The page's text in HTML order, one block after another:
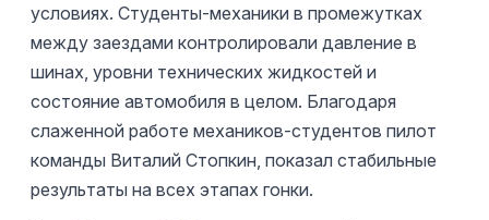
условиях. Студенты-механики в промежутках
между заездами контролировали давление в
шинах, уровни технических жидкостей и
состояние автомобиля в целом. Благодаря
слаженной работе механиков-студентов пилот
команды Виталий Стопкин, показал стабильные
результаты на всех этапах гонки.